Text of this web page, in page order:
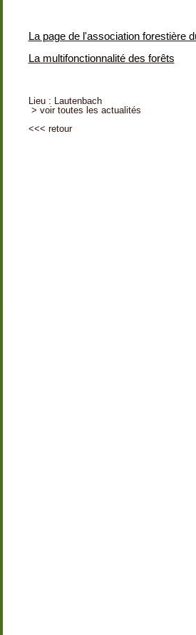
La page de l'association forestière
La multifonctionnalité des forêts
Lieu : Lautenbach
> voir toutes les actualités
<<< retour